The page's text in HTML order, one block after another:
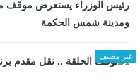
رئيس الوزراء يستعرض موقف
ومدينة شمس الحكمة
غير مصنف